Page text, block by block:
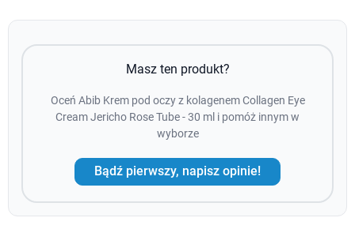
Masz ten produkt?
Oceń Abib Krem pod oczy z kolagenem Collagen Eye
Cream Jericho Rose Tube - 30 ml i pomóż innym w
wyborze
Bądź pierwszy, napisz opinie!